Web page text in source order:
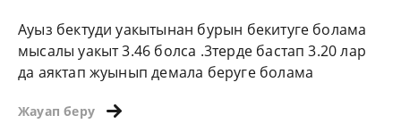
Ауыз бектуди уакытынан бурын бекитуге болама
мысалы уакыт 3.46 болса .3терде бастап 3.20 лар
да аяктап жуынып демала беруге болама
Жауап беру